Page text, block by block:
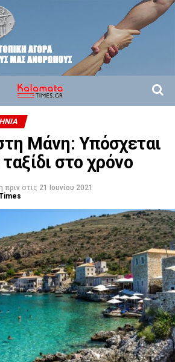
Μάνη: Υπόσχεται
στο χρόνο
πριν στις 21 Ιουνίου 2021